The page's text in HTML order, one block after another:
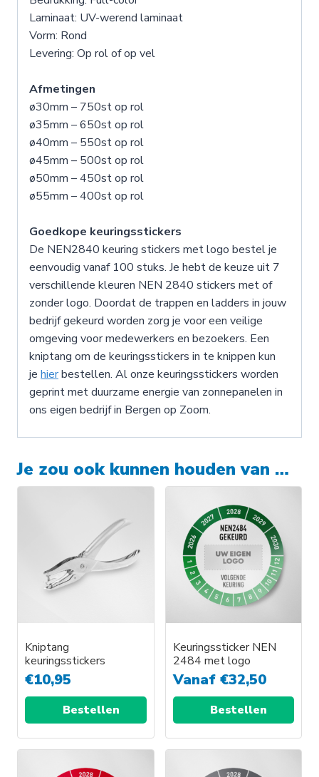
Laminaat: UV-werend laminaat
Vorm: Rond
Levering: Op rol of op vel
Afmetingen
ø30mm – 750st op rol
ø35mm – 650st op rol
ø40mm – 550st op rol
ø45mm – 500st op rol
ø50mm – 450st op rol
ø55mm – 400st op rol
Goedkope keuringsstickers
De NEN2840 keuring stickers met logo bestel je
eenvoudig vanaf 100 stuks. Je hebt de keuze uit 7
verschillende kleuren NEN 2840 stickers met of
zonder logo. Doordat de trappen en ladders in jouw
bedrijf gekeurd worden zorg je voor een veilige
omgeving voor medewerkers en bezoekers. Een
kniptang om de keuringsstickers in te knippen kun
je hierbestellen. Al onze keuringsstickers worden
geprint met duurzame energie van zonnepanelen in
ons eigen bedrijf in Bergen op Zoom.
Je zou ook kunnen houden van …
Kniptang
keuringsstickers
€10,95
Bestellen
Keuringssticker NEN
2484 met logo
Vanaf €32,50
Bestellen